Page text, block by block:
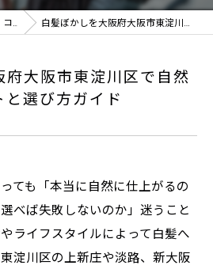
コラム 白髪ぼかしを大阪府大阪市東淀川区で自然に叶えるメリットと選び方ガイド
府大阪市東淀川区で自然
と選び方ガイド
ても「本当に自然に仕上がるの
べば失敗しないのか」迷うこと
ライフスタイルによって白髪へ
淀川区の上新庄や淡路、新大阪